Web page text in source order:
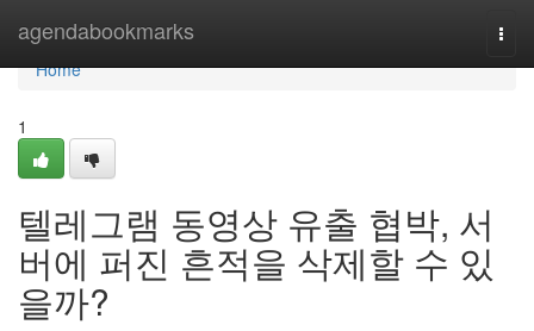
agendabookmarks
Home
Home
1
텔레그램 동영상 유출 협박, 서
버에 퍼진 흔적을 삭제할 수 있
을까?